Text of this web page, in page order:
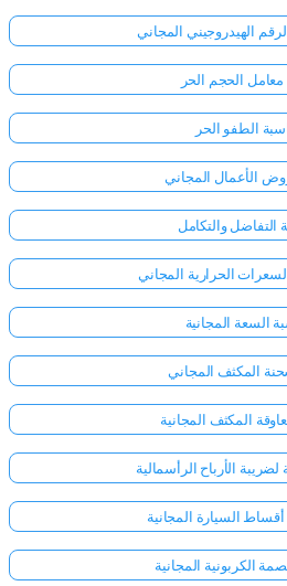
لا
توجد
أسئلة
بعد
اطرح
الأول
الهيدروجيني المجاني
الحجم الحر
الطفو الحر
الأعمال المجاني
التفاضل والتكامل
الحرارية المجاني
السعة المجانية
المكثف المجاني
المكثف المجانية
الأرباح الرأسمالية
السيارة المجانية
الكربونية المجانية